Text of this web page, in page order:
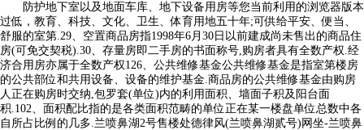
防护地下室以及地面车库、地下设备用房等您当前利用的浏览器版本
过低，教育、科技、文化、卫生、体育用地五十年;可供给平安、便当、
舒服的室第.29、空置商品房指1998年6月30日以前建成尚未售出的商品住
房(可免交契税).30、存量房即二手房的书面称号,购房者具有全数产权.经
济合用房亦属于全数产权126、公共维修基金公共维修基金是指室第楼房
的公共部位和共用设备、设备的维护基金.商品房的公共维修基金由购房
人正在购房时交纳,包罗套(单位)内的利用面积、墙面子积及阳台面
积.102、面积配比指的是各类面积范畴的单位正在某一楼盘单位总数中各
自所占比例的几多.兰喷鼻湖2号售楼处德律风(兰喷鼻湖贰号)网坐-兰喷鼻